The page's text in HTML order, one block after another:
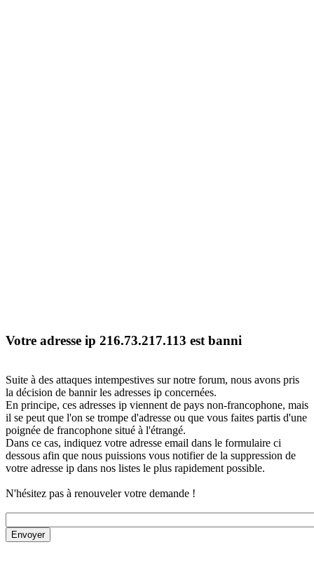
Votre adresse ip 216.73.217.113 est banni
Suite à des attaques intempestives sur notre forum, nous avons pris
la décision de bannir les adresses ip concernées.
En principe, ces adresses ip viennent de pays non-francophone, mais
il se peut que l'on se trompe d'adresse ou que vous faites partis d'une
poignée de francophone situé à l'étrangé.
Dans ce cas, indiquez votre adresse email dans le formulaire ci
dessous afin que nous puissions vous notifier de la suppression de
votre adresse ip dans nos listes le plus rapidement possible.
N'hésitez pas à renouveler votre demande !